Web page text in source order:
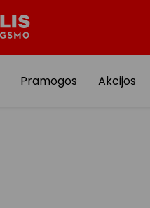
Pramogos Akcijos